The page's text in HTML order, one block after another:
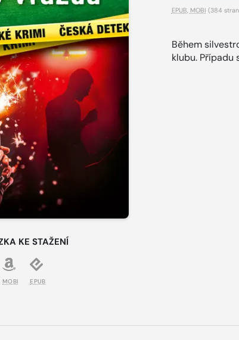
KE STAŽENÍ
MOBI EPUB
EPUB MOBI (384
Během
klubu. Případu